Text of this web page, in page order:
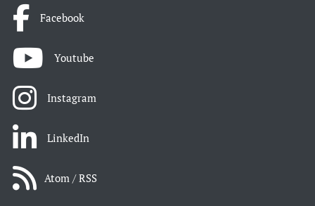
Facebook
Youtube
Instagram
LinkedIn
Atom / RSS